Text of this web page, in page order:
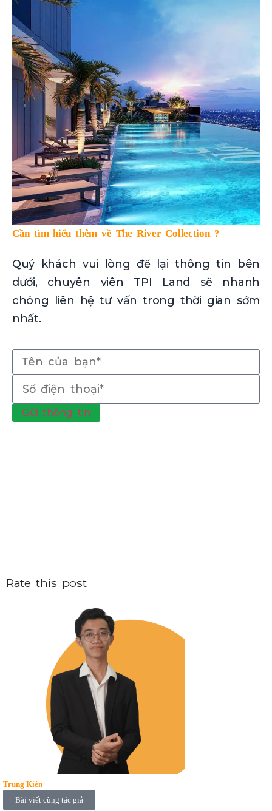
Cần tìm hiểu thêm về The River Collection ?
Quý khách vui lòng để lại thông tin bên
dưới, chuyên viên TPI Land sẽ nhanh
chóng liên hệ tư vấn trong thời gian sớm
nhất.
Gửi thông tin
Rate this post
Trung Kiên
Bài viết cùng tác giả